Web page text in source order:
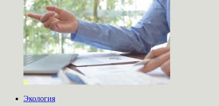
Экология